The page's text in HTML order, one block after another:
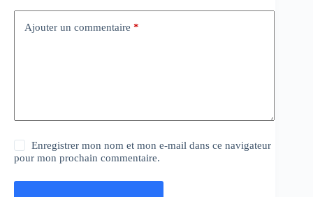
Ajouter un commentaire *
Enregistrer mon nom et mon e-mail dans ce navigateur
pour mon prochain commentaire.